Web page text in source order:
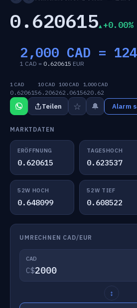
0.620615 +0.00%
2,000 CAD =
1 CAD = 0.620615 EUR
1 CAD
0.620615
10 CAD
6.2062
100 CAD
62.0615
1,000 CAD
620.62
Teilen ☆ 🔔 Alarm
MARKTDATEN
ERÖFFNUNG
0.620615
TAGESHOCH
0.623537
52W HOCH
0.648099
52W TIEF
0.608522
UMRECHNEN CAD/EUR
CAD
C$
↕